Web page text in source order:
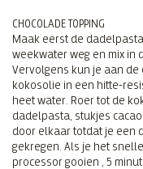
CHOCOLADE TOPPING
Maak eerst de
weekwater weg en mix in
Vervolgens kun je aan de
kokosolie in een hitte-
heet water. Roer tot de
dadelpasta, stukjes
door elkaar totdat je een
gekregen. Als je het
processor gooien , 5